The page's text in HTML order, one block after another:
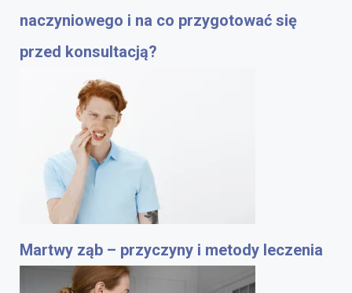
naczyniowego i na co przygotować się
przed konsultacją?
Martwy ząb – przyczyny i metody leczenia